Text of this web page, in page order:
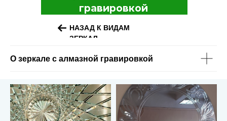
гравировкой
НАЗАД К ВИДАМ
ЗЕРКАЛ
О зеркале с алмазной гравировкой